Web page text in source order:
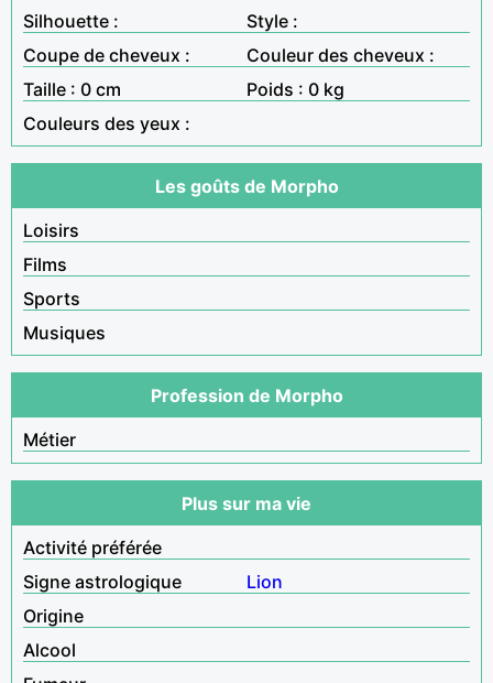
Silhouette :
Style :
Coupe de cheveux :
Couleur des cheveux :
Taille : 0 cm
Poids : 0 kg
Couleurs des yeux :
Les goûts de Morpho
Loisirs
Films
Sports
Musiques
Profession de Morpho
Métier
Plus sur ma vie
Activité préférée
Signe astrologique
Lion
Origine
Alcool